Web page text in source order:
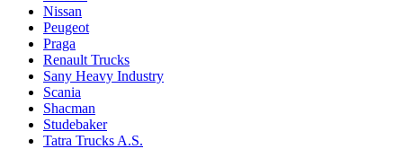
Nissan
Peugeot
Praga
Renault Trucks
Sany Heavy Industry
Scania
Shacman
Studebaker
Tatra Trucks A.S.